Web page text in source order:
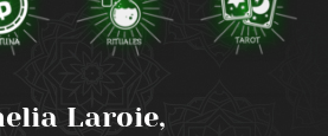
Laroie,